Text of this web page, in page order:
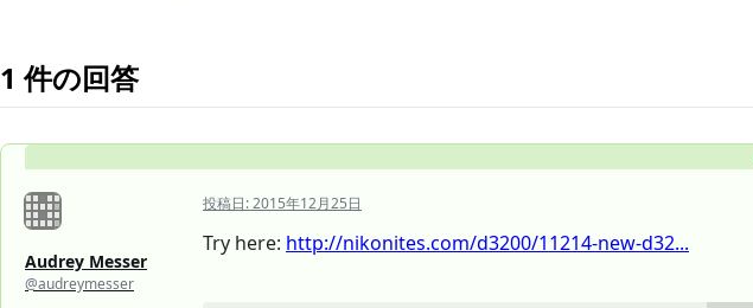
1 件の回答
Audrey Messer
@audreymesser
投稿日:2015年12月25日
Try here: http://nikonites.com/d3200/11214-new-d32...